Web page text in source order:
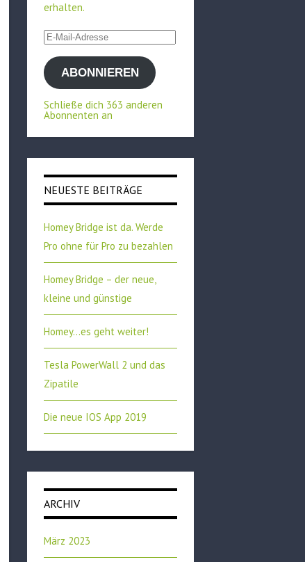
erhalten.
E-
Mail-
AdresseABONNIEREN
Schließe dich 363 anderen
Abonnenten an
NEUESTE BEITRÄGE
Homey Bridge ist da. Werde
Pro ohne für Pro zu bezahlen
Homey Bridge – der neue,
kleine und günstige
Homey…es geht weiter!
Tesla PowerWall 2 und das
Zipatile
Die neue IOS App 2019
ARCHIV
März 2023